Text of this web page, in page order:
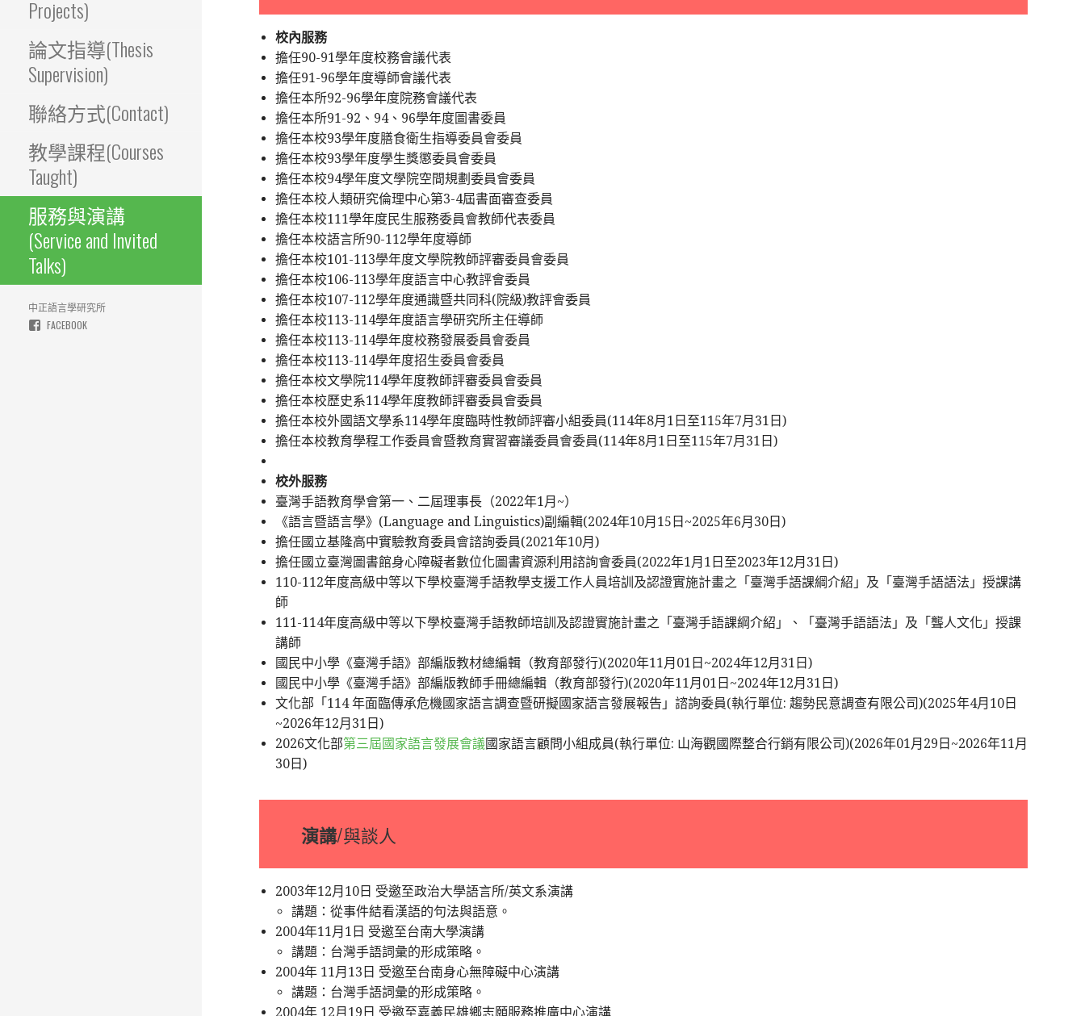
Projects)
論文指導(Thesis
Supervision)
聯絡方式(Contact)
教學課程(Courses
Taught)
服務與演講
(Service and Invited
Talks)
中正語言學研究所
FACEBOOK
校內服務
擔任90-91學年度校務會議代表
擔任91-96學年度導師會議代表
擔任本所92-96學年度院務會議代表
擔任本所91-92、94、96學年度圖書委員
擔任本校93學年度膳食衛生指導委員會委員
擔任本校93學年度學生獎懲委員會委員
擔任本校94學年度文學院空間規劃委員會委員
擔任本校人類研究倫理中心第3-4屆書面審查委員
擔任本校111學年度民生服務委員會教師代表委員
擔任本校語言所90-112學年度導師
擔任本校101-113學年度文學院教師評審委員會委員
擔任本校106-113學年度語言中心教評會委員
擔任本校107-112學年度通識暨共同科(院級)教評會委員
擔任本校113-114學年度語言學研究所主任導師
擔任本校113-114學年度校務發展委員會委員
擔任本校113-114學年度招生委員會委員
擔任本校文學院114學年度教師評審委員會委員
擔任本校歷史系114學年度教師評審委員會委員
擔任本校外國語文學系114學年度臨時性教師評審小組委員(114年8月1日至115年7月31日)
擔任本校教育學程工作委員會暨教育實習審議委員會委員(114年8月1日至115年7月31日)
校外服務
臺灣手語教育學會第一、二屆理事長（2022年1月~）
《語言暨語言學》(Language and Linguistics)副編輯(2024年10月15日~2025年6月30日)
擔任國立基隆高中實驗教育委員會諮詢委員(2021年10月)
擔任國立臺灣圖書館身心障礙者數位化圖書資源利用諮詢會委員(2022年1月1日至2023年12月31日)
110-112年度高級中等以下學校臺灣手語教學支援工作人員培訓及認證實施計畫之「臺灣手語課綱介紹」及「臺灣手語語法」授課講
師
111-114年度高級中等以下學校臺灣手語教師培訓及認證實施計畫之「臺灣手語課綱介紹」、「臺灣手語語法」及「聾人文化」授課
講師
國民中小學《臺灣手語》部編版教材總編輯（教育部發行)(2020年11月01日~2024年12月31日)
國民中小學《臺灣手語》部編版教師手冊總編輯（教育部發行)(2020年11月01日~2024年12月31日)
文化部「114 年面臨傳承危機國家語言調查暨研擬國家語言發展報告」諮詢委員(執行單位: 趨勢民意調查有限公司)(2025年4月10日
~2026年12月31日)
2026文化部第三屆國家語言發展會議國家語言顧問小組成員(執行單位: 山海觀國際整合行銷有限公司)(2026年01月29日~2026年11月
30日)
演講/與談人
2003年12月10日 受邀至政治大學語言所/英文系演講
講題：從事件結看漢語的句法與語意。
2004年11月1日 受邀至台南大學演講
講題：台灣手語詞彙的形成策略。
2004年 11月13日 受邀至台南身心無障礙中心演講
講題：台灣手語詞彙的形成策略。
2004年 12月19日 受邀至嘉義民雄鄉志願服務推廣中心演講